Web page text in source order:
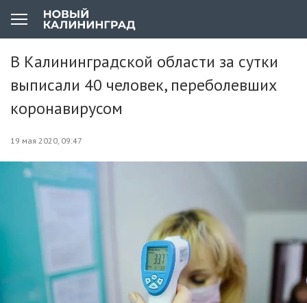
В Калининградской области за сутки
выписали 40 человек, переболевших
коронавирусом
19 мая 2020, 09:47